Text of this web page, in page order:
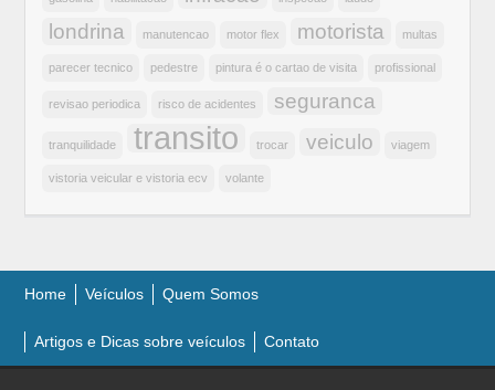
londrina manutencao motor flex motorista multas
parecer tecnico pedestre pintura é o cartao de visita profissional
revisao periodica risco de acidentes seguranca
tranquilidade transito trocar veiculo viagem
vistoria veicular e vistoria ecv volante
Home Veículos Quem Somos
Artigos e Dicas sobre veículos Contato